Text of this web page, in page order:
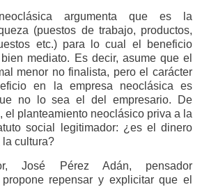
argumenta que es la
(puestos de trabajo, productos,
etc.) para lo cual el beneficio
mediato. Es decir, asume que el
menor no finalista, pero el carácter
en la empresa neoclásica es
no lo sea el del empresario. De
el planteamiento neoclásico priva a la
social legitimador: ¿es el dinero
la cultura?
José Pérez Adán, pensador
repensar y explicitar que el